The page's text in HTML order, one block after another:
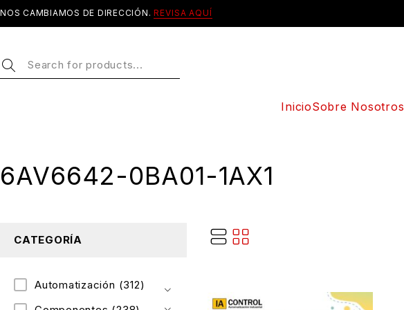
NOS CAMBIAMOS DE DIRECCIÓN. REVISA AQUÍ
InicioSobre Nosotros
6AV6642-0BA01-1AX1
CATEGORÍA
Automatización (312)